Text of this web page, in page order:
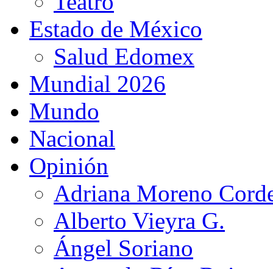
Estado de México
Salud Edomex
Mundial 2026
Mundo
Nacional
Opinión
Adriana Moreno
Alberto Vieyra G.
Ángel Soriano